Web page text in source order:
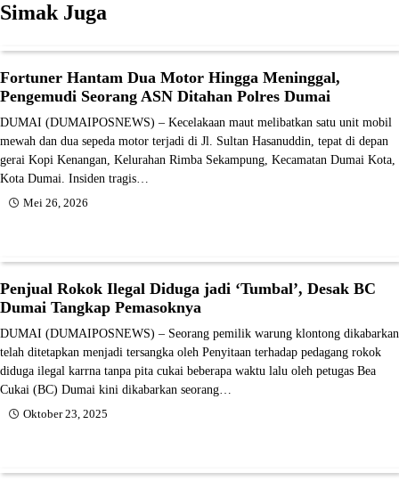
Simak Juga
Fortuner Hantam Dua Motor Hingga Meninggal,
Pengemudi Seorang ASN Ditahan Polres Dumai
DUMAI (DUMAIPOSNEWS) – Kecelakaan maut melibatkan satu unit mobil
mewah dan dua sepeda motor terjadi di Jl. Sultan Hasanuddin, tepat di depan
gerai Kopi Kenangan, Kelurahan Rimba Sekampung, Kecamatan Dumai Kota,
Kota Dumai. Insiden tragis…
Mei 26, 2026
Penjual Rokok Ilegal Diduga jadi ‘Tumbal’, Desak BC
Dumai Tangkap Pemasoknya
DUMAI (DUMAIPOSNEWS) – Seorang pemilik warung klontong dikabarkan
telah ditetapkan menjadi tersangka oleh Penyitaan terhadap pedagang rokok
diduga ilegal karrna tanpa pita cukai beberapa waktu lalu oleh petugas Bea
Cukai (BC) Dumai kini dikabarkan seorang…
Oktober 23, 2025